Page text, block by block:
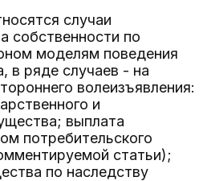
случаи
собственности по
моделям поведения
в ряде случаев - на
волеизъявления:
и
выплата
потребительского
статьи);
по наследству